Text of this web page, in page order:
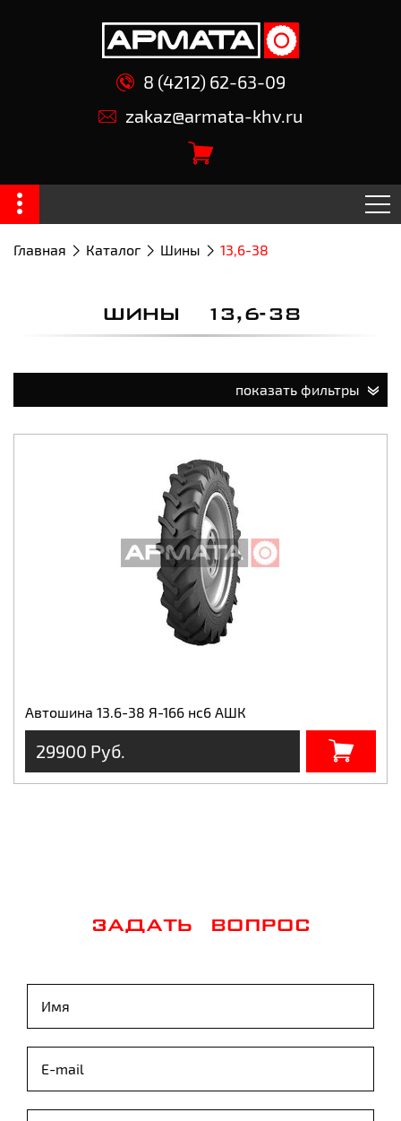
8 (4212) 62-63-09
zakaz@armata-khv.ru
Главная Каталог Шины 13,6-38
ШИНЫ 13,6-38
показать фильтры
Автошина 13.6-38 Я-166 нс6 АШК
29900 Руб.
ЗАДАТЬ ВОПРОС